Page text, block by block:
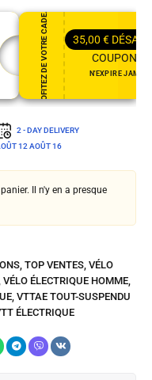
PROFITEZ DE VOTRE CADEAU 35,00€
COUPON35
N'EXPIRE JAMAIS
2 - DAY DELIVERY
12 AOÛT 16
Il n'y en a presque
TOP VENTES VÉLO
VÉLO ÉLECTRIQUE HOMME
VTTAE TOUT-SUSPENDU
ÉLECTRIQUE